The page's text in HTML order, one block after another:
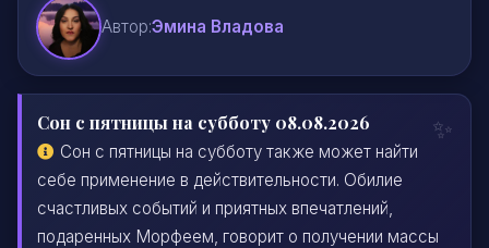
Автор:Эмина Владова
Сон с пятницы на субботу 08.08.2026
Сон с пятницы на субботу также может найти
себе применение в действительности. Обилие
счастливых событий и приятных впечатлений,
подаренных Морфеем, говорит о получении массы